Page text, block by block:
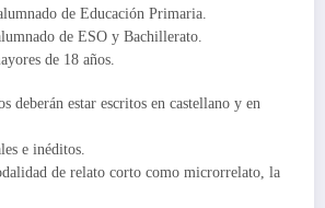
de Educación Primaria.
de ESO y Bachillerato.
de 18 años.
deberán estar escritos en castellano y en
e inéditos.
de relato corto como microrrelato, la